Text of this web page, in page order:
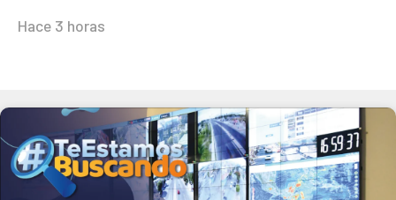
Hace 3 horas